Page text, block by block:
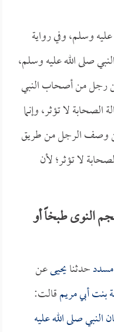
وسلم، وفي رواية
صلى الله عليه وسلم،
رجل من أصحاب النبي
لا تؤثر، وإنما
من وصف الرجل من طريق
لا تؤثر؛ لأن
النوى طبخاً أو
مسددحدثنايحيىعن
بنت أبي مريمقالت:
النبي صلى الله عليه